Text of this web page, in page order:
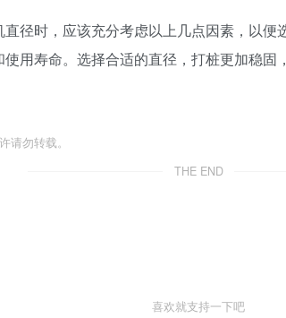
径时，应该充分考虑以上几点因素，以
用寿命。选择合适的直径，打桩更加稳
请勿转载。
THE END
喜欢就支持一下吧